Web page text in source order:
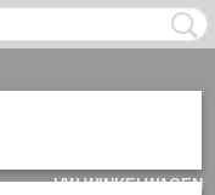
UW WINKELWAGEN